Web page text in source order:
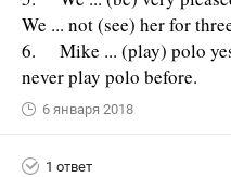
We ... not (see) her for
6. Mike ... (play) polo
never play polo before.
6 января 2018
1 ответ